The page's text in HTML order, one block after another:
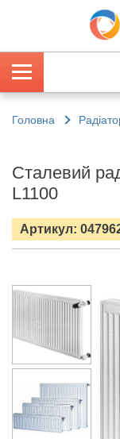
Головна
Сталевий
L1100
Артикул: